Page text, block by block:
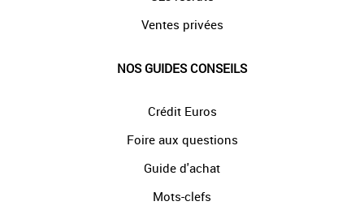
Ventes privées
NOS GUIDES CONSEILS
Crédit Euros
Foire aux questions
Guide d'achat
Mots-clefs